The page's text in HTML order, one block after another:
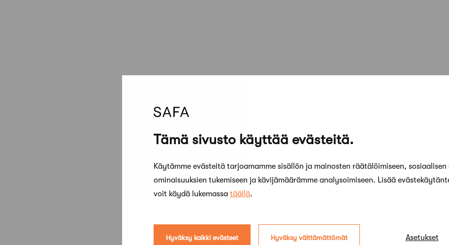
Tämä sivusto käyttää evästeitä.
Käytämme evästeitä tarjoamamme sisällön ja mainosten räätälöimiseen, sosiaalisen
ominaisuuksien tukemiseen ja kävijämäärämme analysoimiseen. Lisää
voit käydä lukemassa täällä.
Hyväksy kaikki evästeet Hyväksy välttämättömät Asetukset